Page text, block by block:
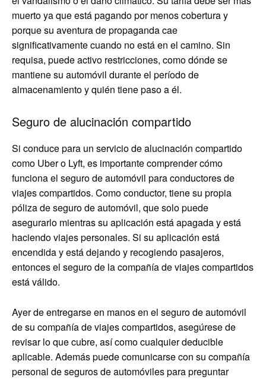
muerto ya que está pagando por menos cobertura y
porque su aventura de propaganda cae
significativamente cuando no está en el camino. Sin
requisa, puede activo restricciones, como dónde se
mantiene su automóvil durante el período de
almacenamiento y quién tiene paso a él.
Seguro de alucinación compartido
Si conduce para un servicio de alucinación compartido
como Uber o Lyft, es importante comprender cómo
funciona el seguro de automóvil para conductores de
viajes compartidos. Como conductor, tiene su propia
póliza de seguro de automóvil, que solo puede
asegurarlo mientras su aplicación está apagada y está
haciendo viajes personales. Si su aplicación está
encendida y está dejando y recogiendo pasajeros,
entonces el seguro de la compañía de viajes compartidos
está válido.
Ayer de entregarse en manos en el seguro de automóvil
de su compañía de viajes compartidos, asegúrese de
revisar lo que cubre, así como cualquier deducible
aplicable. Además puede comunicarse con su compañía
personal de seguros de automóviles para preguntar